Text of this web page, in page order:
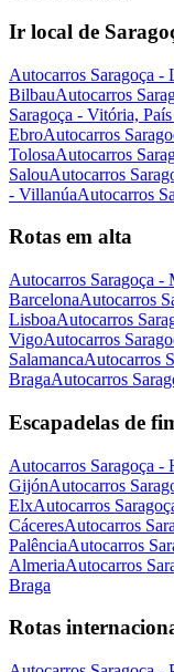
Ir local de
Autocarros Saragoça -
BilbauAutocarros
Saragoça - Vitória,
EbroAutocarros
TolosaAutocarros
SalouAutocarros
- VillanúaAutocarros
Rotas em alta
Autocarros Saragoça -
BarcelonaAutocarros
LisboaAutocarros
VigoAutocarros
SalamancaAutocarros
BragaAutocarros
Escapadelas de
Autocarros Saragoça -
GijónAutocarros
ElxAutocarros
CáceresAutocarros
PalênciaAutocarros
AlmeriaAutocarros
Braga
Rotas